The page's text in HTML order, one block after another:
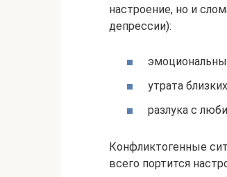
настроение, но и
депрессии):
утрата
разлука с
Конфликтогенные
всего портится